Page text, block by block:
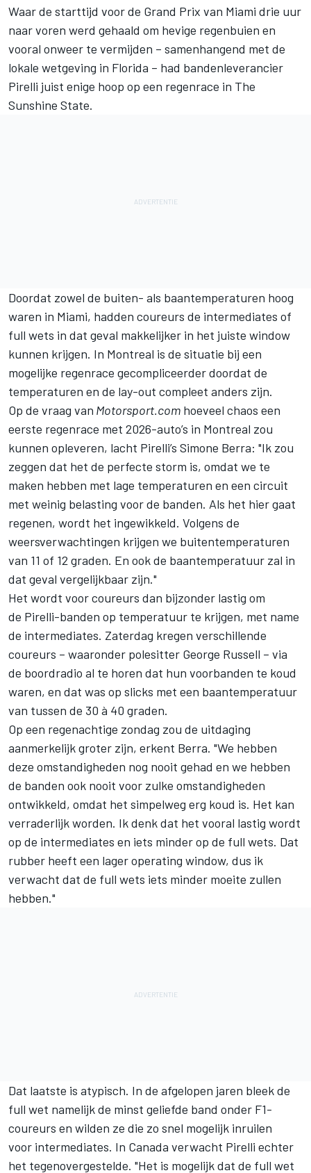
Waar de starttijd voor de Grand Prix van Miami drie uur
naar voren werd gehaald om hevige regenbuien en
vooral onweer te vermijden – samenhangend met de
lokale wetgeving in Florida – had bandenleverancier
Pirelli juist enige hoop op een regenrace in The
Sunshine State.
Doordat zowel de buiten- als baantemperaturen hoog
waren in Miami, hadden coureurs de intermediates of
full wets in dat geval makkelijker in het juiste window
kunnen krijgen. In Montreal is de situatie bij een
mogelijke regenrace gecompliceerder doordat de
temperaturen en de lay-out compleet anders zijn.
Op de vraag van Motorsport.com hoeveel chaos een
eerste regenrace met 2026-auto’s in Montreal zou
kunnen opleveren, lacht Pirelli’s Simone Berra: "Ik zou
zeggen dat het de perfecte storm is, omdat we te
maken hebben met lage temperaturen en een circuit
met weinig belasting voor de banden. Als het hier gaat
regenen, wordt het ingewikkeld. Volgens de
weersverwachtingen krijgen we buitentemperaturen
van 11 of 12 graden. En ook de baantemperatuur zal in
dat geval vergelijkbaar zijn."
Het wordt voor coureurs dan bijzonder lastig om
de Pirelli-banden op temperatuur te krijgen, met name
de intermediates. Zaterdag kregen verschillende
coureurs – waaronder polesitter George Russell – via
de boordradio al te horen dat hun voorbanden te koud
waren, en dat was op slicks met een baantemperatuur
van tussen de 30 à 40 graden.
Op een regenachtige zondag zou de uitdaging
aanmerkelijk groter zijn, erkent Berra. "We hebben
deze omstandigheden nog nooit gehad en we hebben
de banden ook nooit voor zulke omstandigheden
ontwikkeld, omdat het simpelweg erg koud is. Het kan
verraderlijk worden. Ik denk dat het vooral lastig wordt
op de intermediates en iets minder op de full wets. Dat
rubber heeft een lager operating window, dus ik
verwacht dat de full wets iets minder moeite zullen
hebben."
Dat laatste is atypisch. In de afgelopen jaren bleek de
full wet namelijk de minst geliefde band onder F1-
coureurs en wilden ze die zo snel mogelijk inruilen
voor intermediates. In Canada verwacht Pirelli echter
het tegenovergestelde. "Het is mogelijk dat de full wet